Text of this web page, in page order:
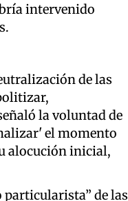
intervenido
de las
la voluntad de
el momento
alocución inicial,
particularista” de las